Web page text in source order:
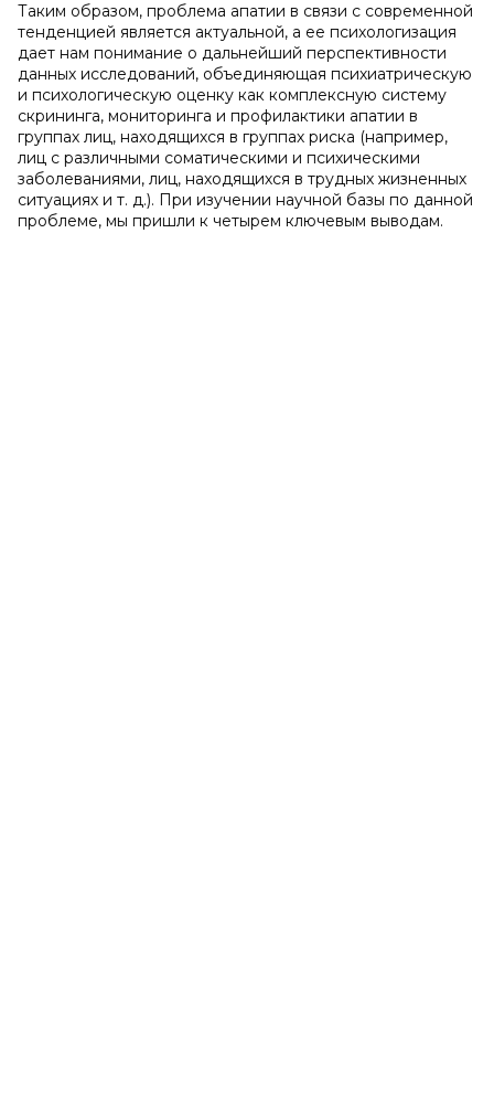
Таким образом, проблема апатии в связи с современной
тенденцией является актуальной, а ее психологизация
дает нам понимание о дальнейший перспективности
данных исследований, объединяющая психиатрическую
и психологическую оценку как комплексную систему
скрининга, мониторинга и профилактики апатии в
группах лиц, находящихся в группах риска (например,
лиц с различными соматическими и психическими
заболеваниями, лиц, находящихся в трудных жизненных
ситуациях и т. д.). При изучении научной базы по данной
проблеме, мы пришли к четырем ключевым выводам.